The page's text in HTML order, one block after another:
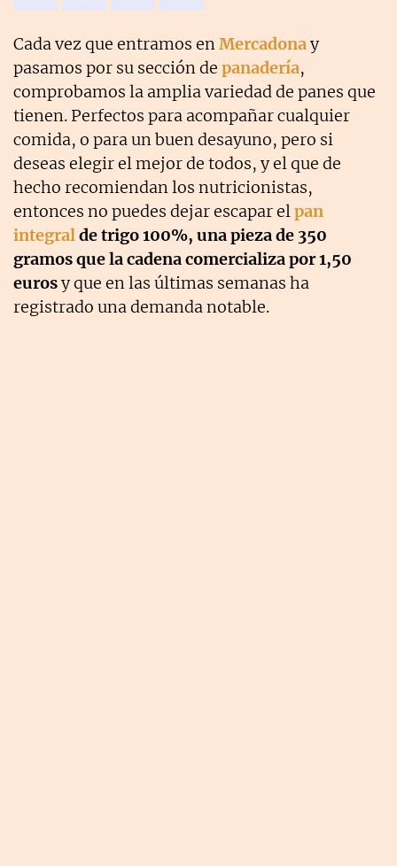
Cada vez que entramos enMercadonay
pasamos por su sección de panadería,
comprobamos la amplia variedad de panes que
tienen. Perfectos para acompañar cualquier
comida, o para un buen desayuno, pero si
deseas elegir el mejor de todos, y el que de
hecho recomiendan los nutricionistas,
entonces no puedes dejar escapar elpan
integralde trigo 100%, una pieza de 350
gramos que la cadena comercializa por 1,50
eurosy que en las últimas semanas ha
registrado una demanda notable.